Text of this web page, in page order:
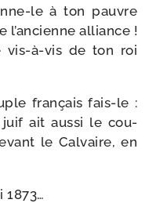
​le à ton pauvre
alliance !
vis-​à-​vis de ton roi
fran­çais fais-​le :
juif ait aus­si le cou­
le Calvaire, en
1873…